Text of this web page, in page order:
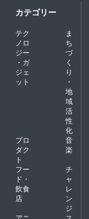
カテゴリー
テク
ノロ
ジー
・ガ
ジェ
ット
ま
ち
づ
く
り
・
地
域
活
性
化
プロ
ダク
ト
音
楽
フー
ド・
飲食
店
チ
ャ
レ
ン
ジ